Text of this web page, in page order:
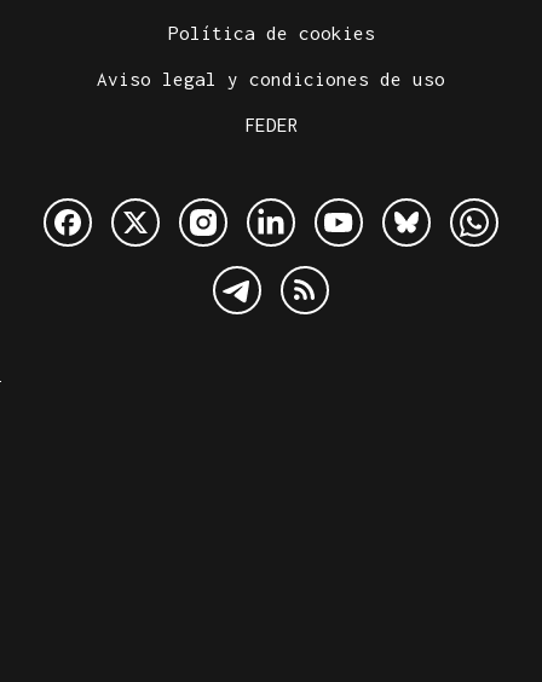
Política de cookies
Aviso legal y condiciones de uso
FEDER